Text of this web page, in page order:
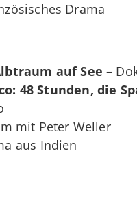
Drama
auf See –
48 Stunden, die
mit Peter Weller
aus Indien